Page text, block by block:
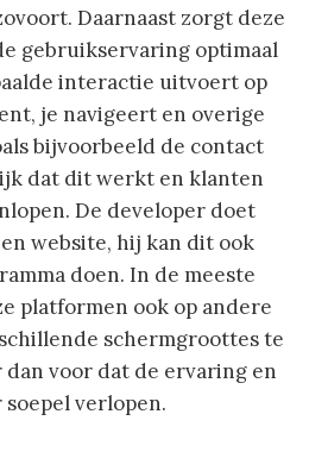
Daarnaast zorgt deze
gebruikservaring optimaal
interactie uitvoert op
je navigeert en overige
bijvoorbeeld de contact
dat dit werkt en klanten
De developer doet
website, hij kan dit ook
doen. In de meeste
platformen ook op andere
schermgroottes te
voor dat de ervaring en
verlopen.